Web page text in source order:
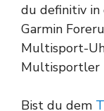
du definitiv in
Garmin
Multisport-
Multisportler
Bist du dem